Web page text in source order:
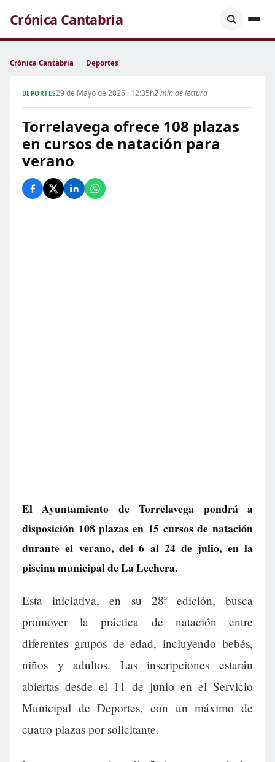
Crónica Cantabria
Crónica Cantabria › Deportes
DEPORTES29 de Mayo de 2026 · 12:35h2 min de lectura
Torrelavega ofrece 108 plazas
en cursos de natación para
verano
El Ayuntamiento de Torrelavega pondrá a
disposición 108 plazas en 15 cursos de natación
durante el verano, del 6 al 24 de julio, en la
piscina municipal de La Lechera.
Esta iniciativa, en su 28ª edición, busca
promover la práctica de natación entre
diferentes grupos de edad, incluyendo bebés,
niños y adultos. Las inscripciones estarán
abiertas desde el 11 de junio en el Servicio
Municipal de Deportes, con un máximo de
cuatro plazas por solicitante.